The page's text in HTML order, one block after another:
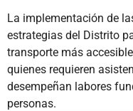
La implementación de
estrategias del Distrito
transporte más
quienes requieren
desempeñan labores
personas.